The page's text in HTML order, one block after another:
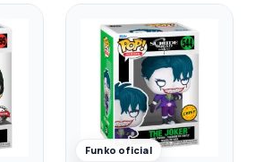
Funko oficial